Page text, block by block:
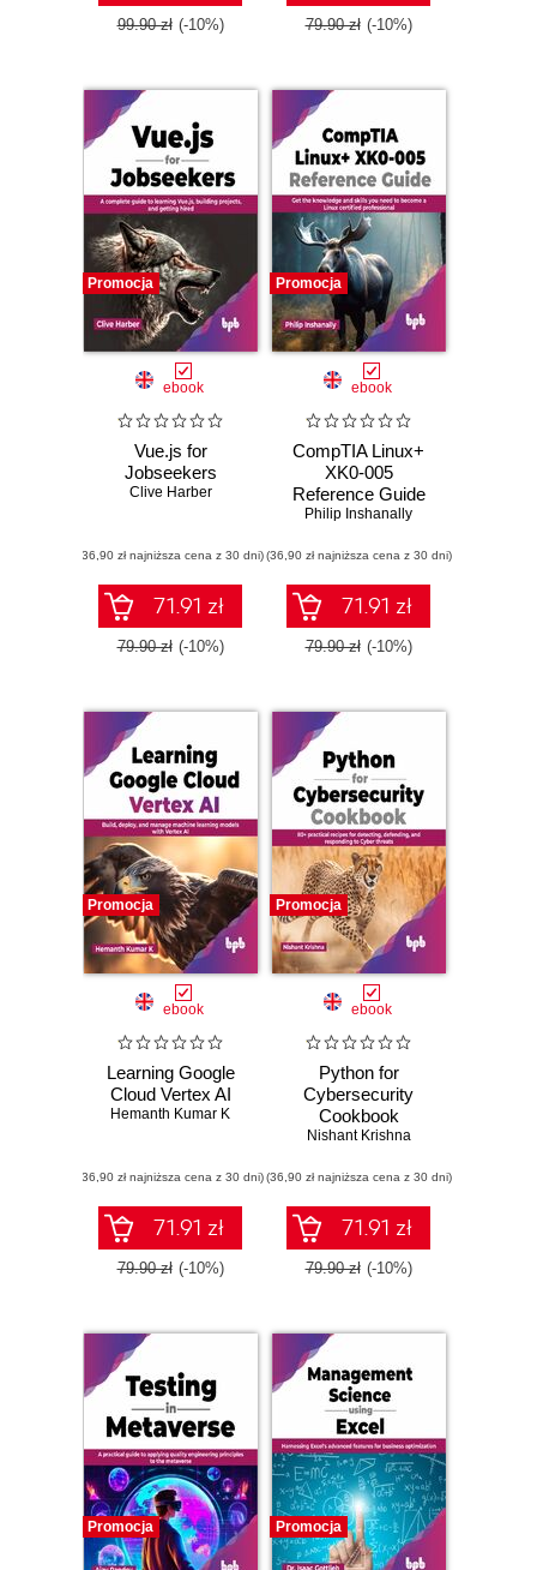
99.90 zł (-10%) 79.90 zł (-10%)
Promocja
ebook
Vue.js for
Jobseekers
Clive Harber
(36,90 zł najniższa cena z 30 dni)
71.91 zł
79.90 zł (-10%)
Promocja
ebook
CompTIA Linux+
XK0-005
Reference Guide
Philip Inshanally
(36,90 zł najniższa cena z 30 dni)
71.91 zł
79.90 zł (-10%)
Promocja
ebook
Learning Google
Cloud Vertex AI
Hemanth Kumar K
(36,90 zł najniższa cena z 30 dni)
71.91 zł
79.90 zł (-10%)
Promocja
ebook
Python for
Cybersecurity
Cookbook
Nishant Krishna
(36,90 zł najniższa cena z 30 dni)
71.91 zł
79.90 zł (-10%)
Promocja Promocja